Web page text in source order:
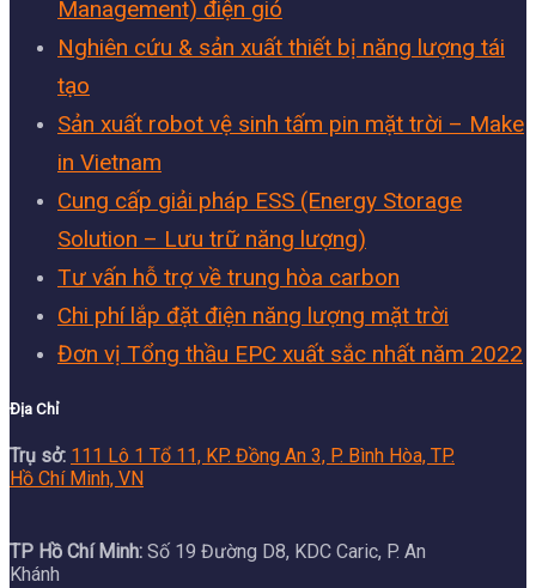
Management) điện gió
Nghiên cứu & sản xuất thiết bị năng lượng tái
tạo
Sản xuất robot vệ sinh tấm pin mặt trời – Make
in Vietnam
Cung cấp giải pháp ESS (Energy Storage
Solution – Lưu trữ năng lượng)
Tư vấn hỗ trợ về trung hòa carbon
Chi phí lắp đặt điện năng lượng mặt trời
Đơn vị Tổng thầu EPC xuất sắc nhất năm 2022
Địa Chỉ
Trụ sở: 111 Lô 1 Tổ 11, KP. Đồng An 3, P. Bình Hòa, TP.
Hồ Chí Minh, VN
TP Hồ Chí Minh: Số 19 Đường D8, KDC Caric, P. An
Khánh